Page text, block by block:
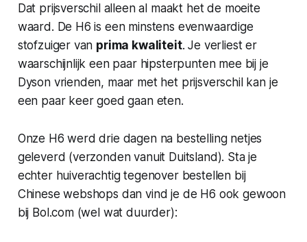
Dat prijsverschil alleen al maakt het de moeite
waard. De H6 is een minstens evenwaardige
stofzuiger van prima kwaliteit. Je verliest er
waarschijnlijk een paar hipsterpunten mee bij je
Dyson vrienden, maar met het prijsverschil kan je
een paar keer goed gaan eten.
Onze H6 werd drie dagen na bestelling netjes
geleverd (verzonden vanuit Duitsland). Sta je
echter huiverachtig tegenover bestellen bij
Chinese webshops dan vind je de H6 ook gewoon
bij Bol.com (wel wat duurder):